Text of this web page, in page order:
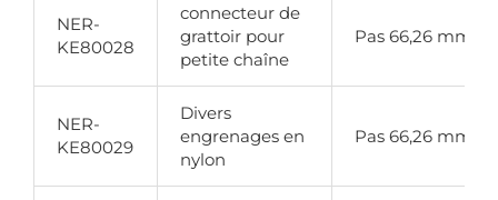
NER-
KE80028
connecteur de
grattoir pour
petite chaîne
Pas 66,26 mm
NER-
KE80029
Divers
engrenages en
nylon
Pas 66,26 mm